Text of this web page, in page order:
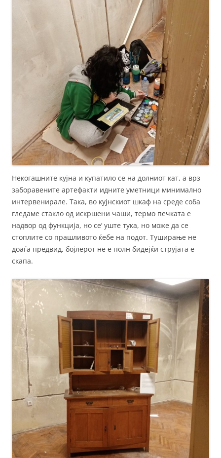
Некогашните кујна и купатило се на долниот кат, а врз
заборавените артефакти идните уметници минимално
интервенирале. Така, во кујнскиот шкаф на среде соба
гледаме стакло од искршени чаши, термо печката е
надвор од функција, но се’ уште тука, но може да се
стоплите со прашливото ќебе на подот. Туширање не
доаѓа предвид, бојлерот не е полн бидејќи струјата е
скапа.